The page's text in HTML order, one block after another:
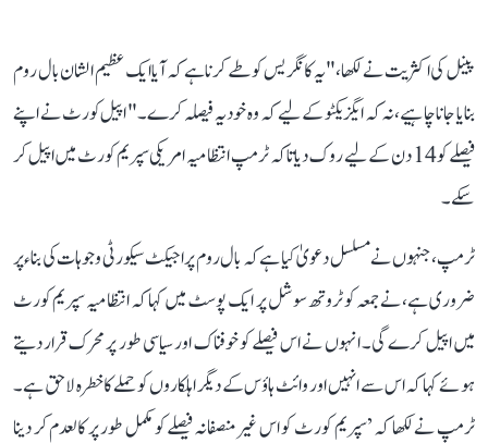
پینل کی اکثریت نے لکھا، "یہ کانگریس کو طے کرنا ہے کہ آیا ایک عظیم الشان بال روم
بنایا جانا چاہیے، نہ کہ ایگزیکٹو کے لیے کہ وہ خود یہ فیصلہ کرے۔" اپیل کورٹ نے اپنے
فیصلے کو 14 دن کے لیے روک دیا تاکہ ٹرمپ انتظامیہ امریکی سپریم کورٹ میں اپیل کر
سکے۔
ٹرمپ، جنہوں نے مسلسل دعویٰ کیا ہے کہ بال روم پراجیکٹ سیکورٹی وجوہات کی بناء پر
ضروری ہے، نے جمعہ کو ٹروتھ سوشل پر ایک پوسٹ میں کہا کہ انتظامیہ سپریم کورٹ
میں اپیل کرے گی۔ انہوں نے اس فیصلے کو خوفناک اور سیاسی طور پر محرک قرار دیتے
ہوئے کہا کہ اس سے انہیں اور وائٹ ہاؤس کے دیگر اہلکاروں کو حملے کا خطرہ لاحق ہے۔
ٹرمپ نے لکھا کہ ’سپریم کورٹ کو اس غیر منصفانہ فیصلے کو مکمل طور پر کالعدم کر دینا